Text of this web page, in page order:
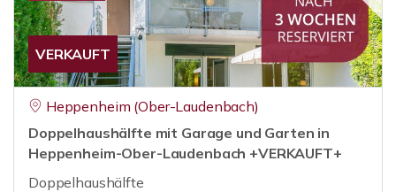
VERKAUFT
Heppenheim (Ober-Laudenbach)
Doppelhaushälfte mit Garage und Garten in
Heppenheim-Ober-Laudenbach +VERKAUFT+
Doppelhaushälfte